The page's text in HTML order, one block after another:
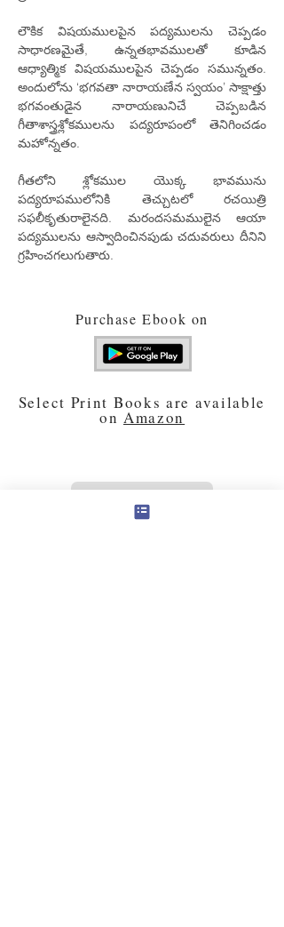
లౌకిక విషయములపైన పద్యములను చెప్పడం
సాధారణమైతే, ఉన్నతభావములతో కూడిన
ఆధ్యాత్మిక విషయములపైన చెప్పడం సమున్నతం.
అందులోను ‘భగవతా నారాయణేన స్వయం’ సాక్షాత్తు
భగవంతుడైన నారాయణునిచే చెప్పబడిన
గీతాశాస్త్రశ్లోకములను పద్యరూపంలో తెనిగించడం
మహోన్నతం.
గీతలోని శ్లోకముల యొక్క భావమును
పద్యరూపములోనికి తెచ్చుటలో రచయిత్రి
సఫలీకృతురాలైనది. మరందసమములైన ఆయా
పద్యములను ఆస్వాదించినపుడు చదువరులు దీనిని
గ్రహించగలుగుతారు.
Purchase Ebook on
Select Print Books are available
on Amazon